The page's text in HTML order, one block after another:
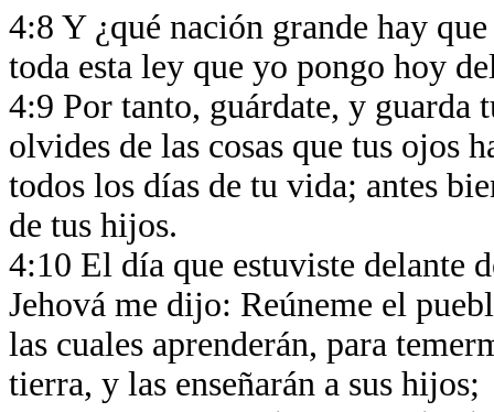
4:8 Y ¿qué nación grande hay
toda esta ley que yo pongo hoy
4:9 Por tanto, guárdate, y guarda
olvides de las cosas que tus ojos
todos los días de tu vida; antes
de tus hijos.
4:10 El día que estuviste delante
Jehová me dijo: Reúneme el
las cuales aprenderán, para
tierra, y las enseñarán a sus hijos;